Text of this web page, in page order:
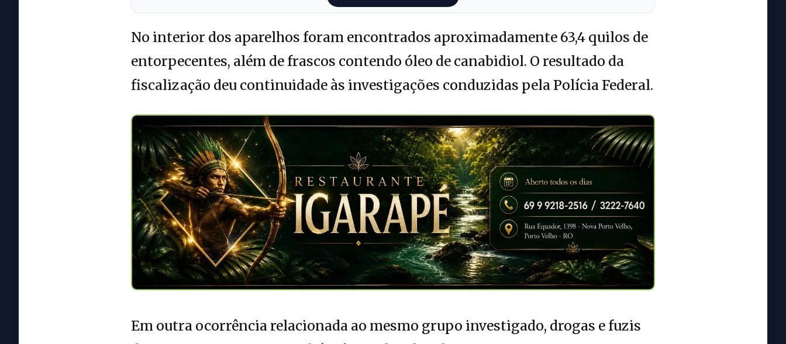
No interior dos aparelhos foram encontrados aproximadamente 63,4 quilos de
entorpecentes, além de frascos contendo óleo de canabidiol. O resultado da
fiscalização deu continuidade às investigações conduzidas pela Polícia Federal.
Em outra ocorrência relacionada ao mesmo grupo investigado, drogas e fuzis